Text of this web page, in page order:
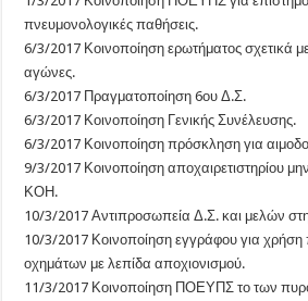
πνευμονολογικές παθήσεις.
6/3/2017 Κοινοποίηση ερωτήματος σχετικά
αγώνες.
6/3/2017 Πραγματοποίηση 6ου Δ.Σ.
6/3/2017 Κοινοποίηση Γενικής Συνέλευσης.
6/3/2017 Κοινοποίηση πρόσκληση για
9/3/2017 Κοινοποίηση αποχαιρετιστηρίου
ΚΟΗ.
10/3/2017 Αντιπροσωπεία Δ.Σ. και μελών
10/3/2017 Κοινοποίηση εγγράφου για χρήση
οχημάτων με λεπίδα αποχιονισμού.
11/3/2017 Κοινοποίηση ΠΟΕΥΠΣ το των